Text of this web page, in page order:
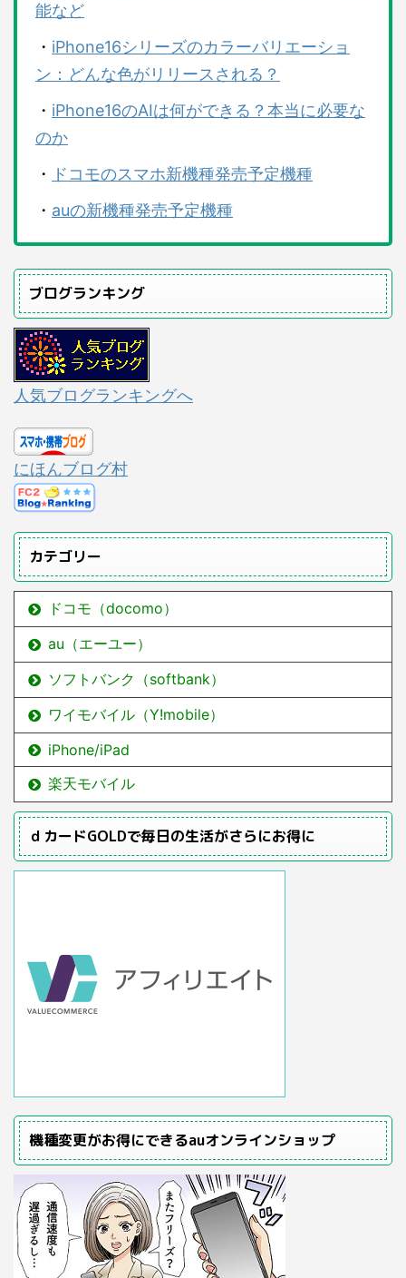
能など
・ iPhone16シリーズのカラーバリエーショ
ン：どんな色がリリースされる？
・ iPhone16のAIは何ができる？本当に必要な
のか
・
ドコモのスマホ新機種発売予定機種
・ auの新機種発売予定機種
ブログランキング
人気ブログランキングへ
にほんブログ村
カテゴリー
ドコモ（docomo）
au（エーユー）
ソフトバンク（softbank）
ワイモバイル（Y!mobile）
iPhone/iPad
楽天モバイル
ｄカードGOLDで毎日の生活がさらにお得に
機種変更がお得にできるauオンラインショップ